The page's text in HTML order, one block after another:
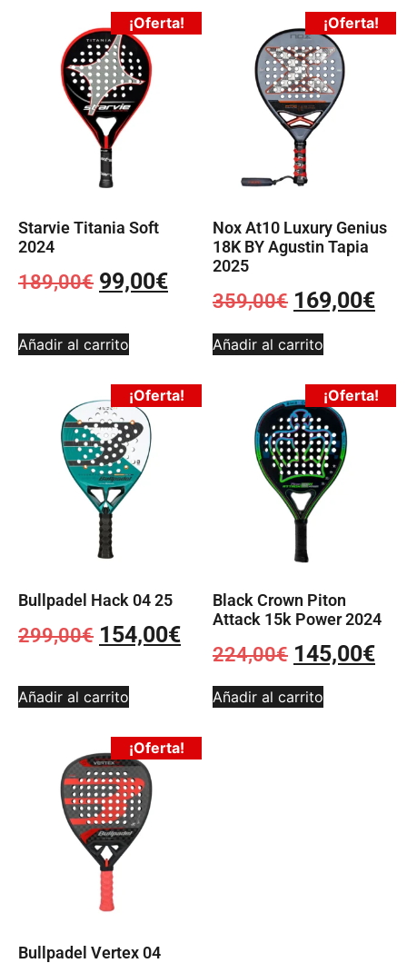
¡Oferta!
Starvie Titania Soft
2024
189,00€ 99,00€
Añadir al carrito
¡Oferta!
Nox At10 Luxury Genius
18K BY Agustin Tapia
2025
359,00€ 169,00€
Añadir al carrito
¡Oferta!
Bullpadel Hack 04 25
299,00€ 154,00€
Añadir al carrito
¡Oferta!
Black Crown Piton
Attack 15k Power 2024
224,00€ 145,00€
Añadir al carrito
¡Oferta!
Bullpadel Vertex 04